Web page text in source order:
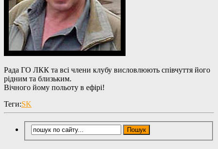
Рада ГО ЛКК та всі члени клубу висловлюють співчуття його
рідним та близьким.
Вічного йому польоту в ефірі!
Теги:SK